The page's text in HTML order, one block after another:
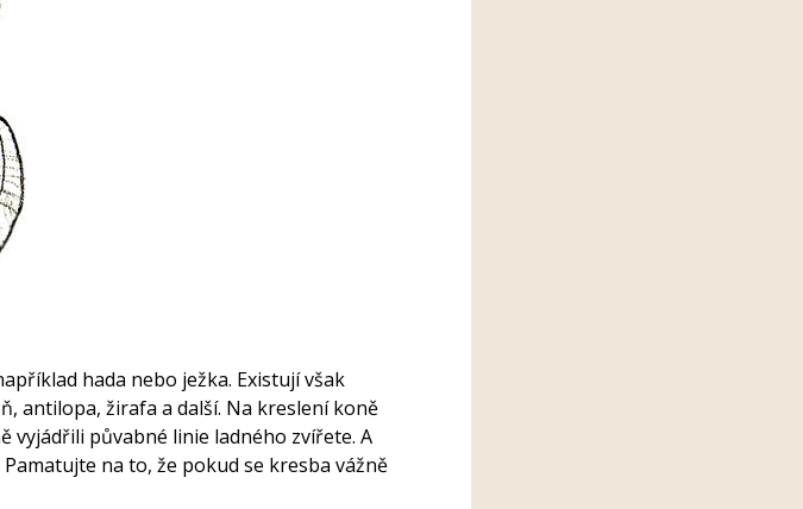
hada nebo ježka. Existují však
antilopa, žirafa a další. Na kreslení koně
vyjádřili půvabné linie ladného zvířete. A
na to, že pokud se kresba vážně